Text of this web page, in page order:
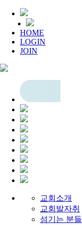
HOME
LOGIN
JOIN
교회소개
교회발자취
섬기는 분들